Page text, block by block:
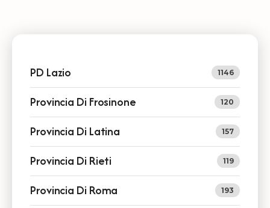
PD Lazio 1146
Provincia Di Frosinone 120
Provincia Di Latina 157
Provincia Di Rieti 119
Provincia Di Roma 193